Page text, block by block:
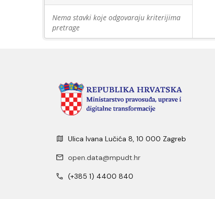
Nema stavki koje odgovaraju kriterijima
pretrage